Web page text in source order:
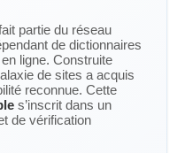
partie du réseau
de dictionnaires
ligne. Construite
de sites a acquis
reconnue. Cette
s’inscrit dans un
de vérification